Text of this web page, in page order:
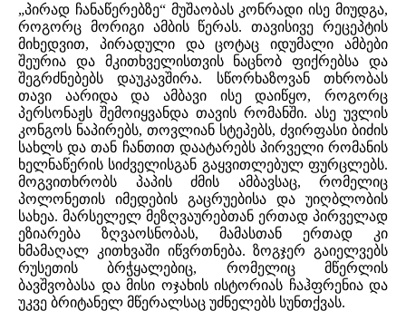
„პირად ჩანაწერებზე“ მუშაობას კონრადი ისე მიუდგა,
როგორც მორიგი ამბის წერას. თავისივე რეცეპტის
მიხედვით, პირადული და ცოტაც იდუმალი ამბები
შეურია და მკითხველისთვის ნაცნობ ფიქრებსა და
შეგრძნებებს დაუკავშირა. სწორხაზოვან თხრობას
თავი აარიდა და ამბავი ისე დაიწყო, როგორც
პერსონაჟს შემოიყვანდა თავის რომანში. ასე უვლის
კონგოს ნაპირებს, თოვლიან სტეპებს, ძვირფასი ბიძის
სახლს და თან ჩანთით დაატარებს პირველი რომანის
ხელნაწერის სიძველისგან გაყვითლებულ ფურცლებს.
მოგვითხრობს პაპის ძმის ამბავსაც, რომელიც
პოლონეთის იმედების გაცრუებისა და უიღბლობის
სახეა. მარსელელ მეზღვაურებთან ერთად პირველად
ეზიარება ზღვაოსნობას, მამასთან ერთად კი
ხმამაღალ კითხვაში იწვრთნება. ზოგჯერ გაიელვებს
რუსეთის ბრჭყალებიც, რომელიც მწერლის
ბავშვობასა და მისი ოჯახის ისტორიას ჩაჰფრენია და
უკვე ბრიტანელ მწერალსაც უძნელებს სუნთქვას.